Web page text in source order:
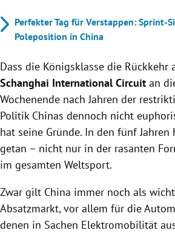
Perfekter Tag für Verstappen: Sprint-
Poleposition in China
Dass die Königsklasse die Rückkehr
Schanghai International Circuit an
Wochenende nach Jahren der
Politik Chinas dennoch nicht
hat seine Gründe. In den fünf
getan – nicht nur in der rasanten
im gesamten Weltsport.
Zwar gilt China immer noch als
Absatzmarkt, vor allem für die
denen in Sachen Elektromobilität